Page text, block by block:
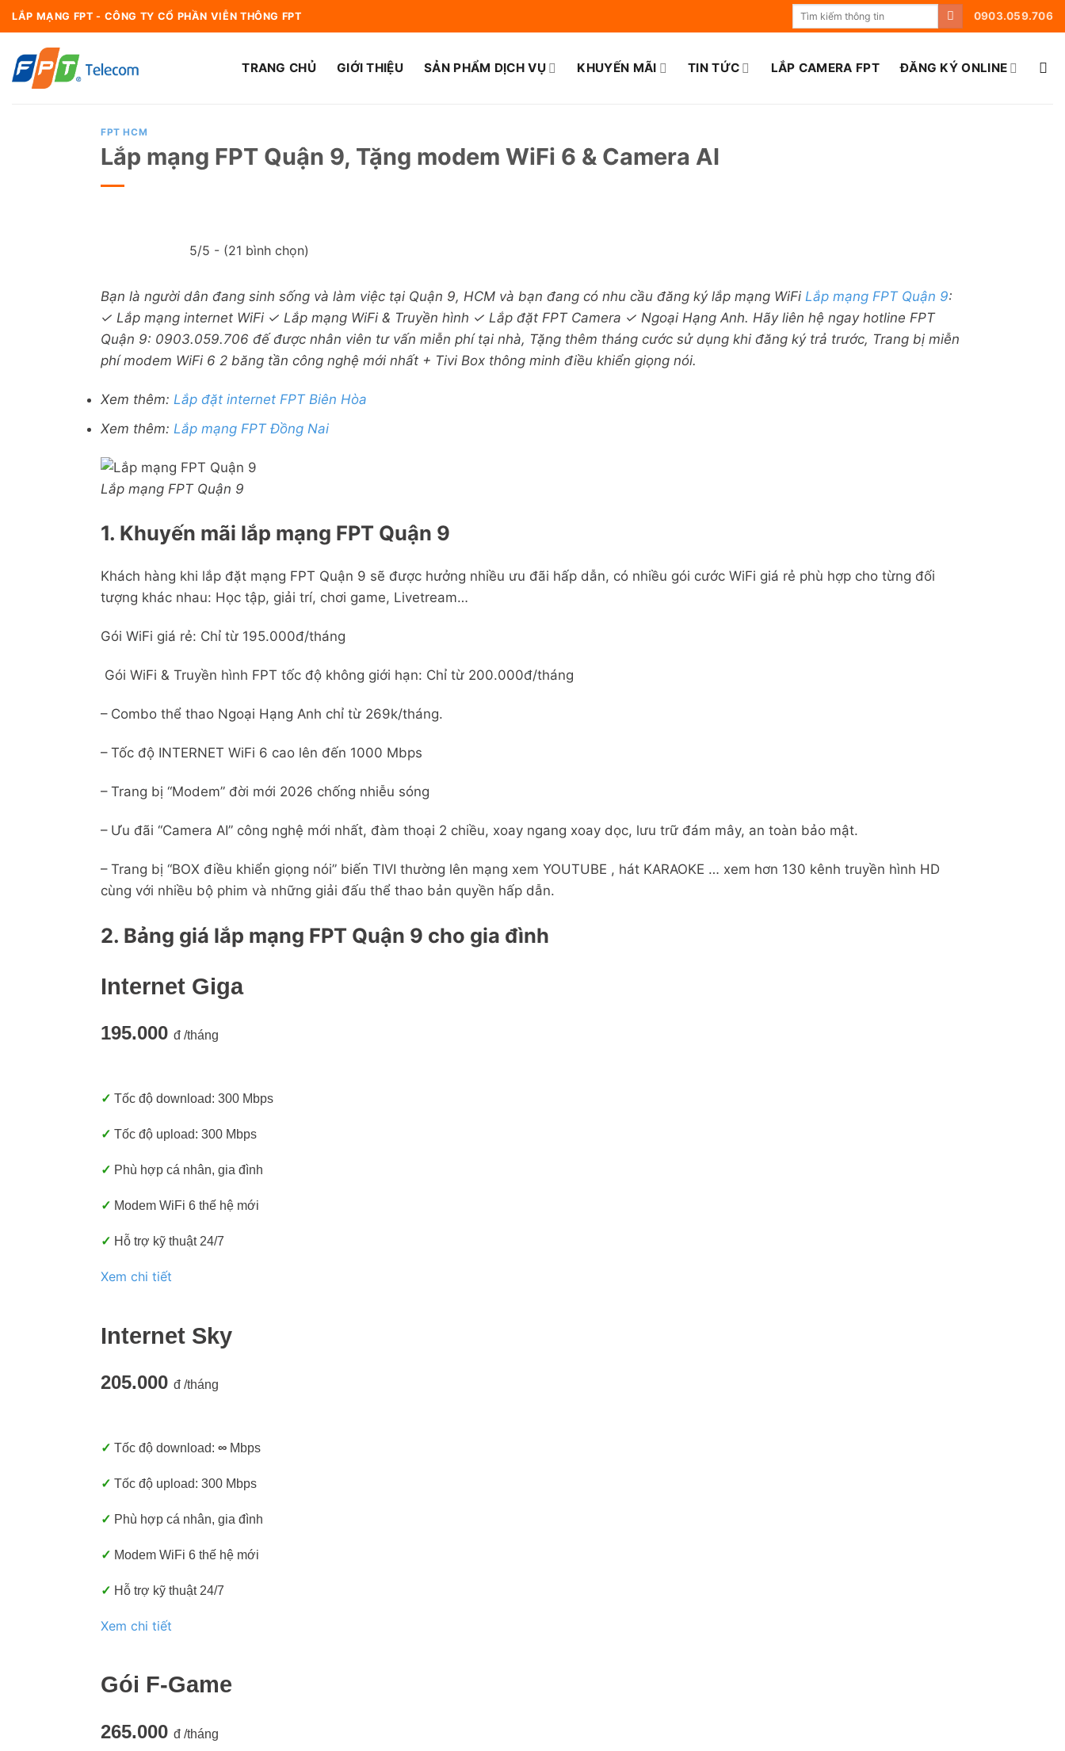
Bỏ
qua
dung
LẮP MẠNG FPT - CÔNG TY CỔ PHẦN VIỄN THÔNG FPT 0903.059.706
TRANG CHỦ GIỚI THIỆU SẢN PHẨM DỊCH VỤ KHUYẾN MÃI TIN TỨC LẮP CAMERA FPT ĐĂNG KÝ ONLINE
FPT HCM
Lắp mạng FPT Quận 9, Tặng modem WiFi 6 & Camera AI
5/5 - (21 bình chọn)
Bạn là người dân đang sinh sống và làm việc tại Quận 9, HCM và bạn đang có nhu cầu đăng ký lắp mạng WiFi Lắp mạng FPT Quận 9:
✓ Lắp mạng internet WiFi ✓ Lắp mạng WiFi & Truyền hình ✓ Lắp đặt FPT Camera ✓ Ngoại Hạng Anh. Hãy liên hệ ngay hotline FPT
Quận 9: 0903.059.706 đế được nhân viên tư vấn miễn phí tại nhà, Tặng thêm tháng cước sử dụng khi đăng ký trả trước, Trang bị miễn
phí modem WiFi 6 2 băng tần công nghệ mới nhất + Tivi Box thông minh điều khiển giọng nói.
Xem thêm: Lắp đặt internet FPT Biên Hòa
Xem thêm: Lắp mạng FPT Đồng Nai
Lắp mạng FPT Quận 9
1. Khuyến mãi lắp mạng FPT Quận 9
Khách hàng khi lắp đặt mạng FPT Quận 9 sẽ được hưởng nhiều ưu đãi hấp dẫn, có nhiều gói cước WiFi giá rẻ phù hợp cho từng đối
tượng khác nhau: Học tập, giải trí, chơi game, Livetream…
Gói WiFi giá rẻ: Chỉ từ 195.000đ/tháng
Gói WiFi & Truyền hình FPT tốc độ không giới hạn: Chỉ từ 200.000đ/tháng
– Combo thể thao Ngoại Hạng Anh chỉ từ 269k/tháng.
– Tốc độ INTERNET WiFi 6 cao lên đến 1000 Mbps
– Trang bị “Modem” đời mới 2026 chống nhiễu sóng
– Ưu đãi “Camera AI” công nghệ mới nhất, đàm thoại 2 chiều, xoay ngang xoay dọc, lưu trữ đám mây, an toàn bảo mật.
– Trang bị “BOX điều khiển giọng nói” biến TIVI thường lên mạng xem YOUTUBE , hát KARAOKE … xem hơn 130 kênh truyền hình HD
cùng với nhiều bộ phim và những giải đấu thể thao bản quyền hấp dẫn.
2. Bảng giá lắp mạng FPT Quận 9 cho gia đình
Internet Giga
195.000 đ /tháng
✓ Tốc độ download: 300 Mbps
✓ Tốc độ upload: 300 Mbps
✓ Phù hợp cá nhân, gia đình
✓ Modem WiFi 6 thế hệ mới
✓ Hỗ trợ kỹ thuật 24/7
Xem chi tiết
Internet Sky
205.000 đ /tháng
✓ Tốc độ download: ∞ Mbps
✓ Tốc độ upload: 300 Mbps
✓ Phù hợp cá nhân, gia đình
✓ Modem WiFi 6 thế hệ mới
✓ Hỗ trợ kỹ thuật 24/7
Xem chi tiết
Gói F-Game
265.000 đ /tháng